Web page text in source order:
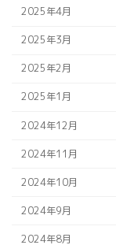
2025年4月
2025年3月
2025年2月
2025年1月
2024年12月
2024年11月
2024年10月
2024年9月
2024年8月